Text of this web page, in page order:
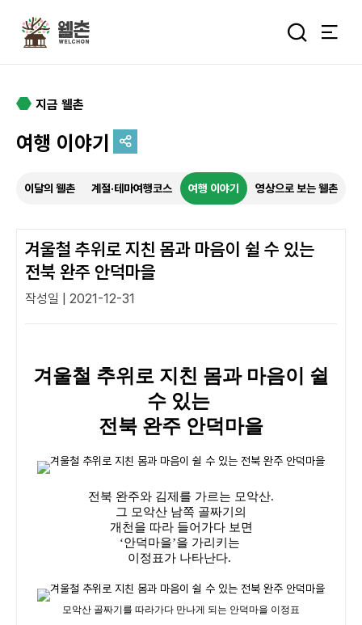
특별한 순간을 여행 속에서
통합검색
지금 웰촌
여행 이야기
이달의 웰촌 계절·테마여행코스 여행 이야기 영상으로 보는 웰촌
겨울철 추위로 지친 몸과 마음이 쉴 수 있는
전북 완주 안덕마을
작성일 | 2021-12-31
겨울철 추위로 지친 몸과 마음이 쉴
수 있는
전북 완주 안덕마을
전북 완주와 김제를 가르는 모악산.
그 모악산 남쪽 골짜기의
개천을 따라 들어가다 보면
‘안덕마을’을 가리키는
이정표가 나타난다.
모악산 골짜기를 따라가다 만나게 되는 안덕마을 이정표